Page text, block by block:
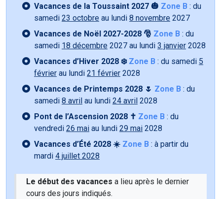
Vacances de la Toussaint 2027 🎃 Zone B : du
samedi 23 octobre au lundi 8 novembre 2027
Vacances de Noël 2027-2028 🎅 Zone B : du
samedi 18 décembre 2027 au lundi 3 janvier 2028
Vacances d’Hiver 2028 ❄️ Zone B : du samedi 5
février au lundi 21 février 2028
Vacances de Printemps 2028 🌷 Zone B : du
samedi 8 avril au lundi 24 avril 2028
Pont de l’Ascension 2028 ✝️ Zone B : du
vendredi 26 mai au lundi 29 mai 2028
Vacances d’Été 2028 ☀️ Zone B : à partir du
mardi 4 juillet 2028
Le début des vacances a lieu après le dernier
cours des jours indiqués.